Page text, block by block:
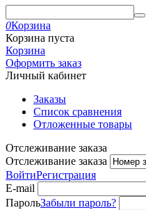
0Корзина
Корзина пуста
Корзина
Оформить заказ
Личный кабинет
Заказы
Список сравнения
Отложенные товары
Отслеживание заказа
Отслеживание заказа
ВойтиРегистрация
E-mail
ПарольЗабыли пароль?